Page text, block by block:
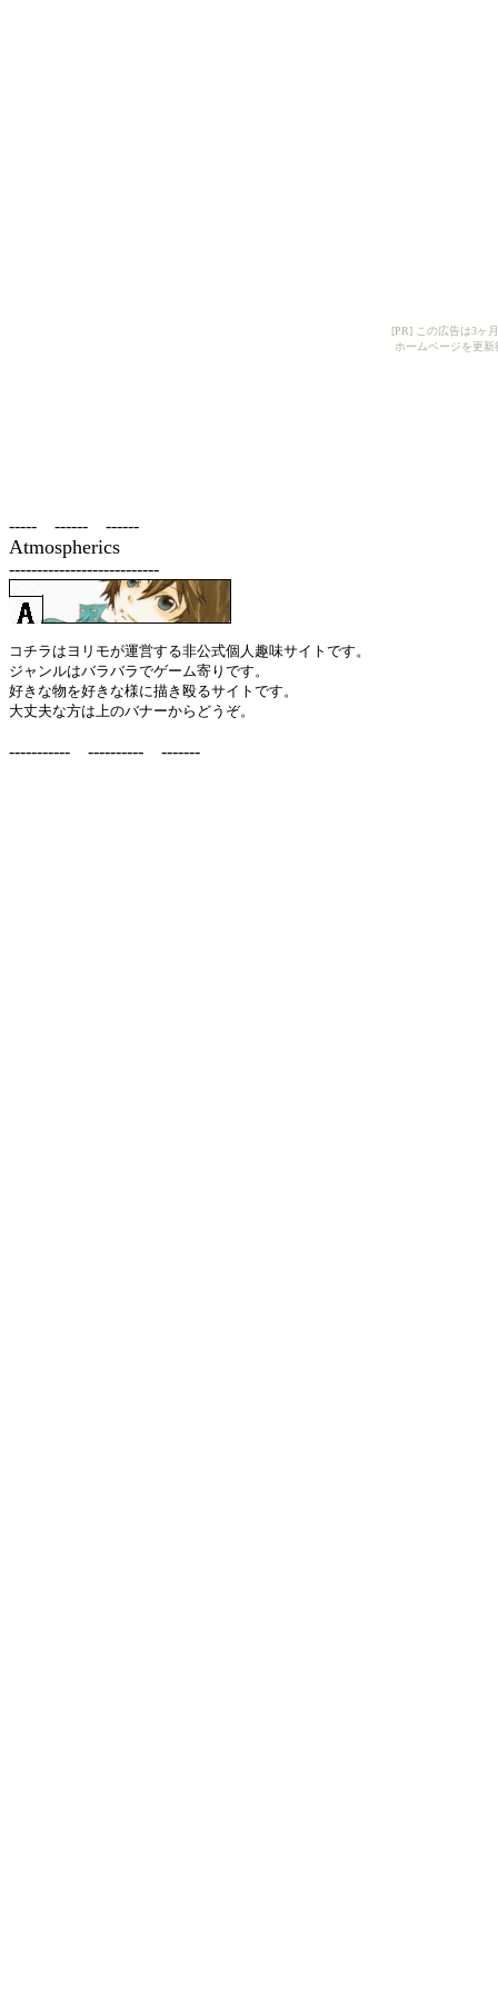
[PR] この広告は3ヶ
ホームページを更
----- ------ ------
Atmospherics
---------------------------
コチラはヨリモが運営する非公式個人趣味サイトです。
ジャンルはバラバラでゲーム寄りです。
好きな物を好きな様に描き殴るサイトです。
大丈夫な方は上のバナーからどうぞ。
----------- ---------- -------